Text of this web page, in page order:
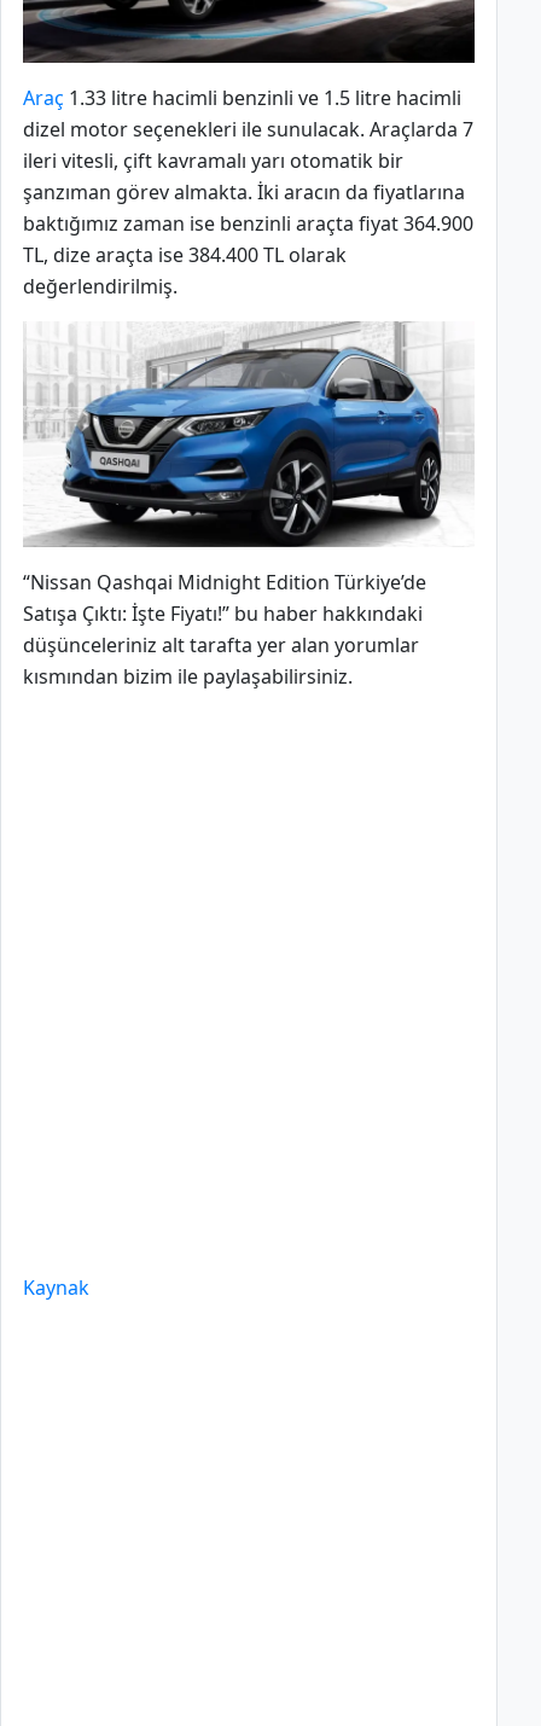
Araç 1.33 litre hacimli benzinli ve 1.5 litre hacimli
dizel motor seçenekleri ile sunulacak. Araçlarda 7
ileri vitesli, çift kavramalı yarı otomatik bir
şanzıman görev almakta. İki aracın da fiyatlarına
baktığımız zaman ise benzinli araçta fiyat 364.900
TL, dize araçta ise 384.400 TL olarak
değerlendirilmiş.
“Nissan Qashqai Midnight Edition Türkiye’de
Satışa Çıktı: İşte Fiyatı!” bu haber hakkındaki
düşünceleriniz alt tarafta yer alan yorumlar
kısmından bizim ile paylaşabilirsiniz.
Kaynak